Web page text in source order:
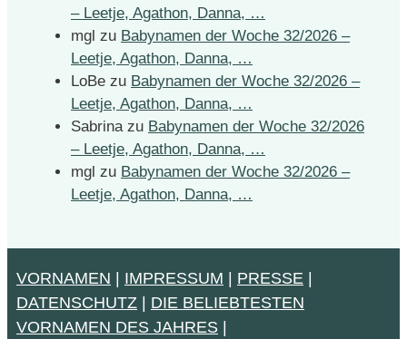
– Leetje, Agathon, Danna, …
mgl zu Babynamen der Woche 32/2026 –
Leetje, Agathon, Danna, …
LoBe zu Babynamen der Woche 32/2026 –
Leetje, Agathon, Danna, …
Sabrina zu Babynamen der Woche 32/2026
– Leetje, Agathon, Danna, …
mgl zu Babynamen der Woche 32/2026 –
Leetje, Agathon, Danna, …
VORNAMEN | IMPRESSUM | PRESSE |
DATENSCHUTZ | DIE BELIEBTESTEN
VORNAMEN DES JAHRES |